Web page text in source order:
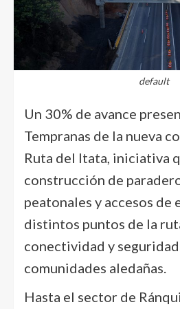
default
Un 30% de avance
Tempranas de la nueva
Ruta del Itata, iniciativa
construcción de
peatonales y accesos de
distintos puntos de la
conectividad y
comunidades aledañas.
Hasta el sector de